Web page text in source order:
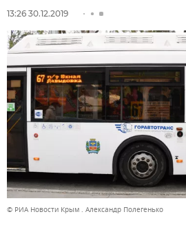
13:26 30.12.2019
© РИА Новости Крым . Александр Полегенько